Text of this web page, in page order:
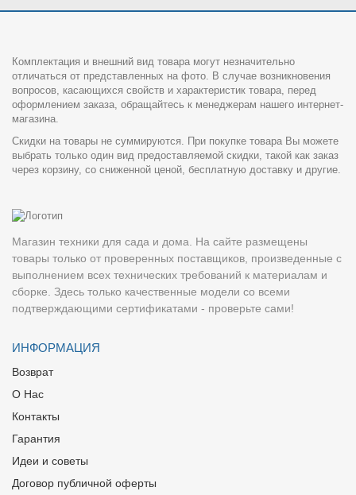
Комплектация и внешний вид товара могут незначительно
отличаться от представленных на фото. В случае возникновения
вопросов, касающихся свойств и характеристик товара, перед
оформлением заказа, обращайтесь к менеджерам нашего интернет-
магазина.
Скидки на товары не суммируются. При покупке товара Вы можете
выбрать только один вид предоставляемой скидки, такой как заказ
через корзину, со сниженной ценой, бесплатную доставку и другие.
Магазин техники для сада и дома. На сайте размещены
товары только от проверенных поставщиков, произведенные с
выполнением всех технических требований к материалам и
сборке. Здесь только качественные модели со всеми
подтверждающими сертификатами - проверьте сами!
ИНФОРМАЦИЯ
Возврат
О Нас
Контакты
Гарантия
Идеи и советы
Договор публичной оферты